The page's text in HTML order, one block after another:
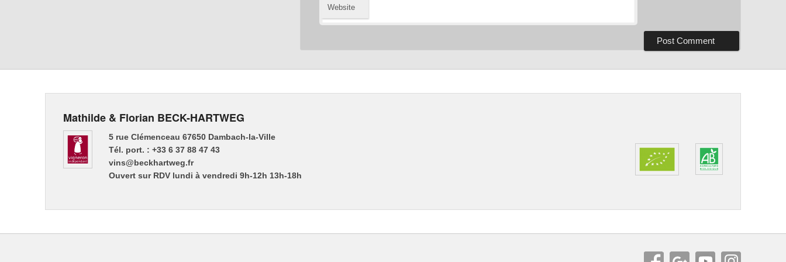
Website
Mathilde & Florian BECK-HARTWEG
5 rue Clémenceau 67650 Dambach-la-Ville
Tél. port. : +33 6 37 88 47 43
vins@beckhartweg.fr
Ouvert sur RDV lundi à vendredi 9h-12h 13h-18h